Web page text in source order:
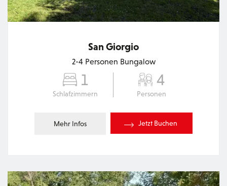
San Giorgio
2-4 Personen Bungalow
1
Schlafzimmern
4
Personen
Mehr Infos Jetzt Buchen